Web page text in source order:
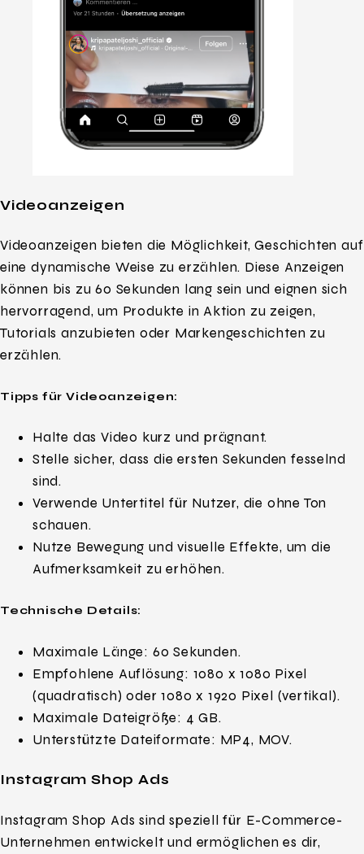
Videoanzeigen
Videoanzeigen bieten die Möglichkeit, Geschichten auf
eine dynamische Weise zu erzählen. Diese Anzeigen
können bis zu 60 Sekunden lang sein und eignen sich
hervorragend, um Produkte in Aktion zu zeigen,
Tutorials anzubieten oder Markengeschichten zu
erzählen.
Tipps für Videoanzeigen:
Halte das Video kurz und prägnant.
Stelle sicher, dass die ersten Sekunden fesselnd
sind.
Verwende Untertitel für Nutzer, die ohne Ton
schauen.
Nutze Bewegung und visuelle Effekte, um die
Aufmerksamkeit zu erhöhen.
Technische Details:
Maximale Länge: 60 Sekunden.
Empfohlene Auflösung: 1080 x 1080 Pixel
(quadratisch) oder 1080 x 1920 Pixel (vertikal).
Maximale Dateigröße: 4 GB.
Unterstützte Dateiformate: MP4, MOV.
Instagram Shop Ads
Instagram Shop Ads sind speziell für E-Commerce-
Unternehmen entwickelt und ermöglichen es dir,